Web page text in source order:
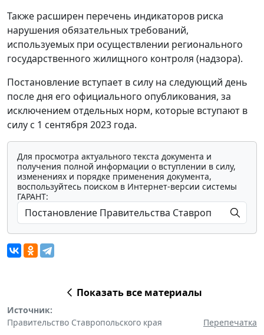
Также расширен перечень индикаторов риска
нарушения обязательных требований,
используемых при осуществлении регионального
государственного жилищного контроля (надзора).
Постановление вступает в силу на следующий день
после дня его официального опубликования, за
исключением отдельных норм, которые вступают в
силу с 1 сентября 2023 года.
Для просмотра актуального текста документа и
получения полной информации о вступлении в силу,
изменениях и порядке применения документа,
воспользуйтесь поиском в Интернет-версии системы
ГАРАНТ:
Показать все материалы
Источник:
Правительство Ставропольского края
Перепечатка